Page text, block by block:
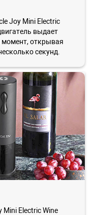
Joy Mini Electric
выдает
открывая
секунд.
Mini Electric Wine